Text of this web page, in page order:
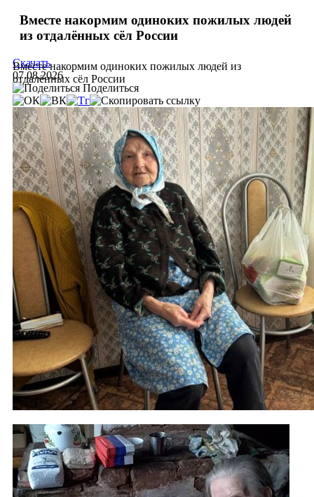
Вместе накормим одиноких пожилых людей
из отдалённых сёл России
Вместе накормим одиноких пожилых людей из
отдалённых сёл России
Скачать
07.08.2026
Поделиться